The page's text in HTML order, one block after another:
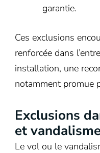
garantie.
Ces exclusions
renforcée dans
installation, une
notamment promue
Exclusions
et
Le vol ou le